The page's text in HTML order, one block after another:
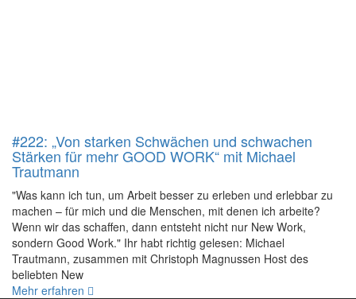
#222: „Von starken Schwächen und schwachen
Stärken für mehr GOOD WORK“ mit Michael
Trautmann
"Was kann ich tun, um Arbeit besser zu erleben und erlebbar zu
machen – für mich und die Menschen, mit denen ich arbeite?
Wenn wir das schaffen, dann entsteht nicht nur New Work,
sondern Good Work." Ihr habt richtig gelesen: Michael
Trautmann, zusammen mit Christoph Magnussen Host des
beliebten New
Mehr erfahren